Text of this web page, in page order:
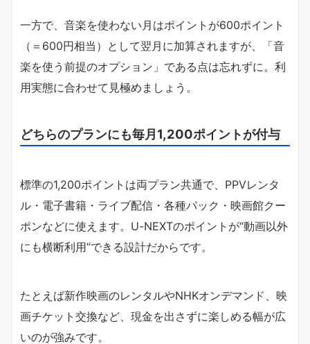
一方で、音楽を使わない月はポイントが600ポイント
（＝600円相当）として翌月に加算されますが、「音
楽を使う前提のオプション」である点は忘れずに。利
用実態に合わせて見極めましょう。
どちらのプランにも毎月1,200ポイントが付与
標準の1,200ポイントは両プラン共通で、PPVレンタ
ル・電子書籍・ライブ配信・各種パック・映画館クー
ポンなどに使えます。U-NEXTのポイントが“動画以外
にも横断利用”できる設計だからです。
たとえば新作映画のレンタルやNHKオンデマンド、映
画チケット交換など、現金を出さずに楽しめる幅が広
いのが強みです。